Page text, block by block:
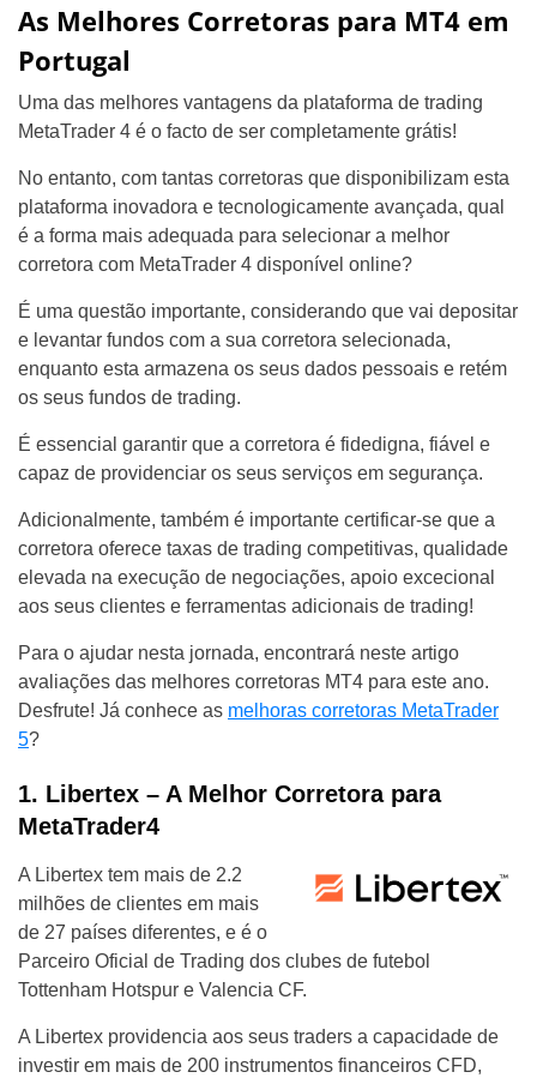
As Melhores Corretoras para MT4 em
Portugal
Uma das melhores vantagens da plataforma de trading
MetaTrader 4 é o facto de ser completamente grátis!
No entanto, com tantas corretoras que disponibilizam esta
plataforma inovadora e tecnologicamente avançada, qual
é a forma mais adequada para selecionar a melhor
corretora com MetaTrader 4 disponível online?
É uma questão importante, considerando que vai depositar
e levantar fundos com a sua corretora selecionada,
enquanto esta armazena os seus dados pessoais e retém
os seus fundos de trading.
É essencial garantir que a corretora é fidedigna, fiável e
capaz de providenciar os seus serviços em segurança.
Adicionalmente, também é importante certificar-se que a
corretora oferece taxas de trading competitivas, qualidade
elevada na execução de negociações, apoio excecional
aos seus clientes e ferramentas adicionais de trading!
Para o ajudar nesta jornada, encontrará neste artigo
avaliações das melhores corretoras MT4 para este ano.
Desfrute! Já conhece as melhoras corretoras MetaTrader
5?
1. Libertex – A Melhor Corretora para
MetaTrader4
A Libertex tem mais de 2.2
milhões de clientes em mais
de 27 países diferentes, e é o
Parceiro Oficial de Trading dos clubes de futebol
Tottenham Hotspur e Valencia CF.
A Libertex providencia aos seus traders a capacidade de
investir em mais de 200 instrumentos financeiros CFD,